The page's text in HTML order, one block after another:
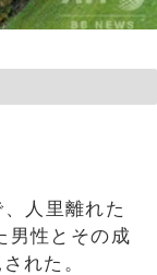
人里離れた
男性とその成
れた。